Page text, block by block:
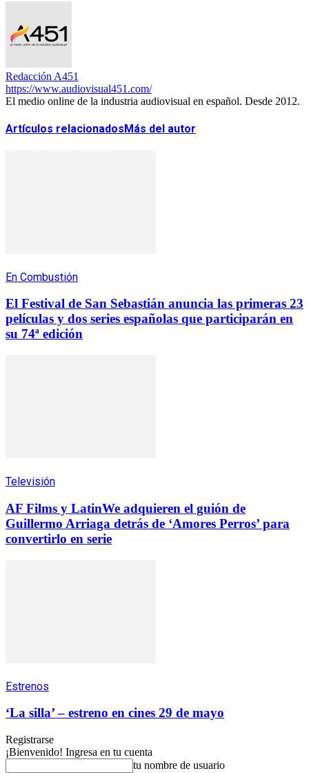
Redacción A451
https://www.audiovisual451.com/
El medio online de la industria audiovisual en español. Desde 2012.
Artículos relacionados Más del autor
En Combustión
El Festival de San Sebastián anuncia las primeras 23
películas y dos series españolas que participarán en
su 74ª edición
Televisión
AF Films y LatinWe adquieren el guión de
Guillermo Arriaga detrás de ‘Amores Perros’ para
convertirlo en serie
Estrenos
‘La silla’ – estreno en cines 29 de mayo
Registrarse
¡Bienvenido! Ingresa en tu cuenta
tu nombre de usuario